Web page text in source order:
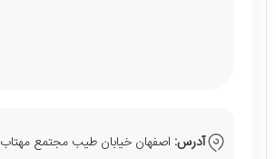
آدرس: اصفهان خیابان طیب مجتمع مهتاب۹ طبقه۲ واحد۱۴